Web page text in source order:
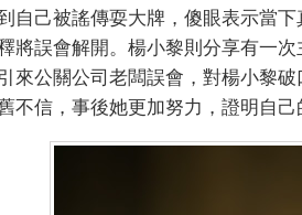
自己被謠傳耍大牌，傻眼表示當
將誤會解開。楊小黎則分享有一
來公關公司老闆誤會，對楊小黎
不信，事後她更加努力，證明自己